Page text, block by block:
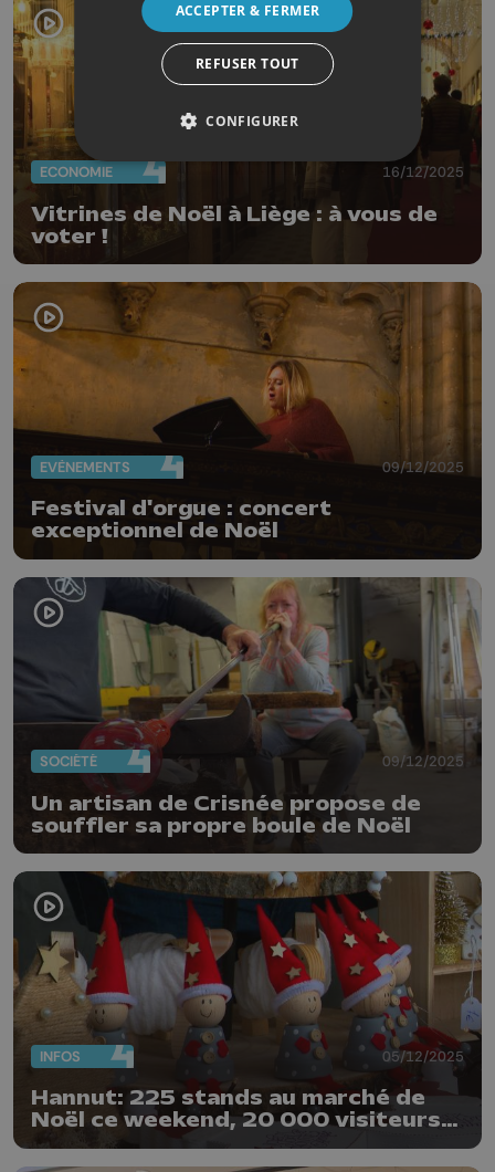
ECONOMIE 16/12/2025
Vitrines de Noël à Liège : à vous de
voter !
EVÈNEMENTS 09/12/2025
Festival d'orgue : concert
exceptionnel de Noël
SOCIÉTÉ 09/12/2025
Un artisan de Crisnée propose de
souffler sa propre boule de Noël
INFOS 05/12/2025
Hannut: 225 stands au marché de
Noël ce weekend, 20 000 visiteurs
ACCEPTER & FERMER
REFUSER TOUT
CONFIGURER